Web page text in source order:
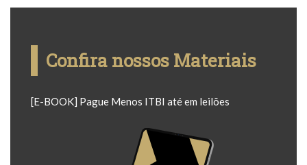
Confira nossos Materiais
[E-BOOK] Pague Menos ITBI até em leilões